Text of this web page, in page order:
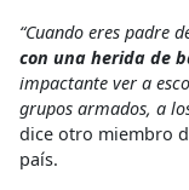
“Cuando eres padre
con una herida de
impactante ver a
grupos armados, a
dice otro miembro
país.